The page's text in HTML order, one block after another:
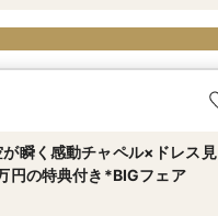
が瞬く感動チャペル×ドレス見
円の特典付き*BIGフェア